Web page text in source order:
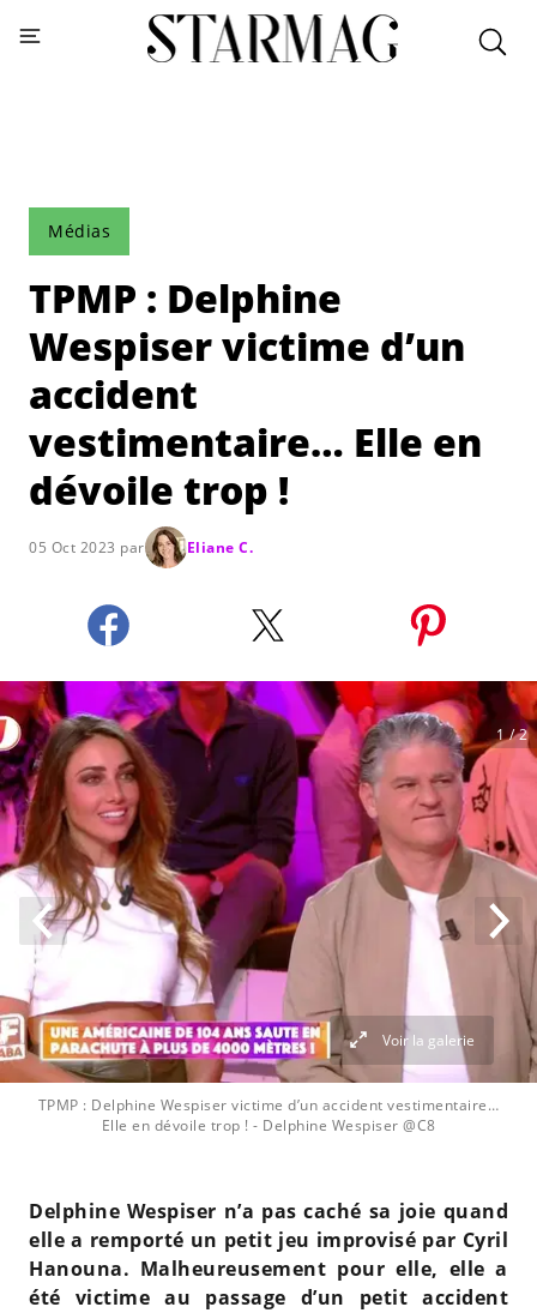
Médias
TPMP : Delphine
Wespiser victime d’un
accident
vestimentaire… Elle en
dévoile trop !
05 Oct 2023 par Eliane C.
TPMP : Delphine Wespiser victime d’un accident vestimentaire…
Elle en dévoile trop ! - Delphine Wespiser @C8
1 / 2
Voir la galerie
Delphine Wespiser n’a pas caché sa joie quand
elle a remporté un petit jeu improvisé par Cyril
Hanouna. Malheureusement pour elle, elle a
été victime au passage d’un petit accident